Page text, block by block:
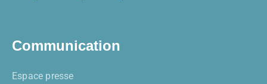
Communication
Espace presse